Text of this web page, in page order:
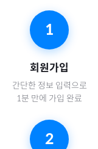
1
회원가입
간단한 정보 입력으로
1분 만에 가입 완료
2